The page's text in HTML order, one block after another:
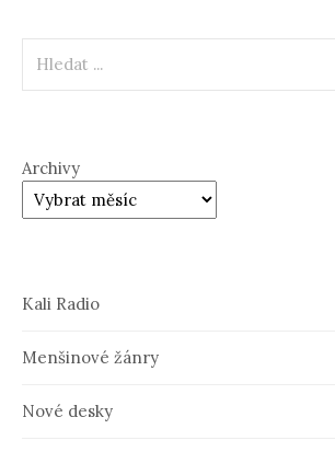
Archivy
Kali Radio
Menšinové žánry
Nové desky